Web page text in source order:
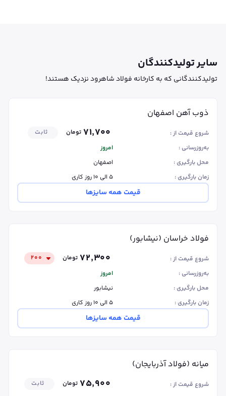
سایر تولیدکنندگان
تولیدکنندگانی که به کارخانه فولاد شاهرود نزدیک هستند!
ذوب آهن اصفهان
شروع قیمت از : ۷۱٬۷۰۰ تومان
ثابت
به‌روزرسانی :
امروز
محل بارگیری :
اصفهان
زمان بارگیری :
۵ الی ۱۰ روز کاری
قیمت همه سایزها
فولاد خراسان (نیشابور)
شروع قیمت از : ۷۲٬۳۰۰ تومان
۲۰۰
به‌روزرسانی :
امروز
محل بارگیری :
نیشابور
زمان بارگیری :
۵ الی ۱۰ روز کاری
قیمت همه سایزها
میانه (فولاد آذربایجان)
شروع قیمت از : ۷۵٬۹۰۰ تومان
ثابت